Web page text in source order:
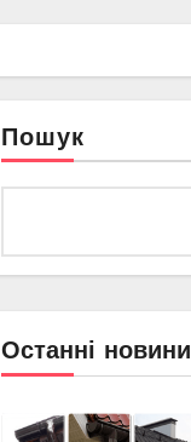
Пошук
Останні новини